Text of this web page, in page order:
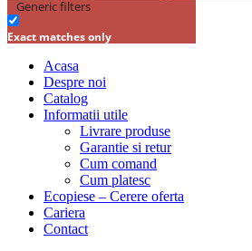
Generic filters
Exact matches only
Acasa
Despre noi
Catalog
Informatii utile
Livrare produse
Garantie si retur
Cum comand
Cum platesc
Ecopiese – Cerere oferta
Cariera
Contact